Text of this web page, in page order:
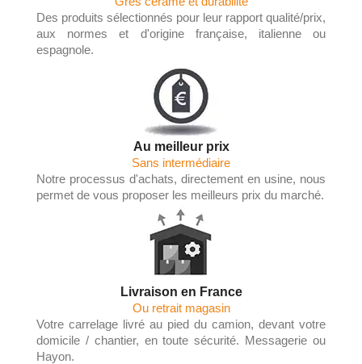
Des produits sélectionnés pour leur rapport qualité/prix,
aux normes et d'origine française, italienne ou
espagnole.
Au meilleur prix
Sans intermédiaire
Notre processus d'achats, directement en usine, nous
permet de vous proposer les meilleurs prix du marché.
Livraison en France
Ou retrait magasin
Votre carrelage livré au pied du camion, devant votre
domicile / chantier, en toute sécurité. Messagerie ou
Hayon.